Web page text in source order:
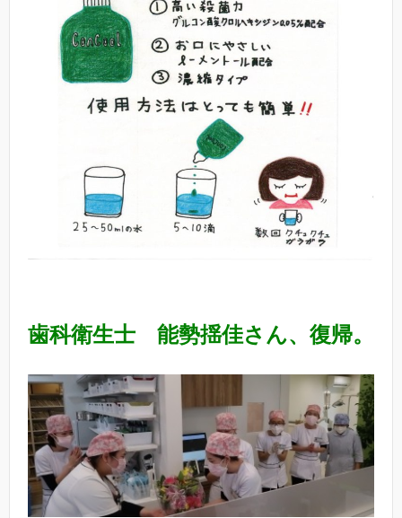
歯科衛生士 能勢揺佳さん、復帰。